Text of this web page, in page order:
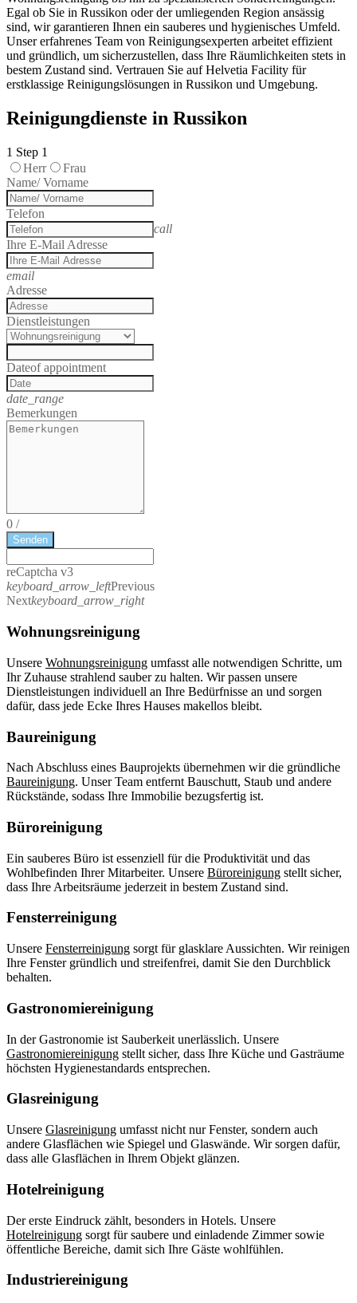
Egal ob Sie in Russikon oder der umliegenden Region ansässig
sind, wir garantieren Ihnen ein sauberes und hygienisches Umfeld.
Unser erfahrenes Team von Reinigungsexperten arbeitet effizient
und gründlich, um sicherzustellen, dass Ihre Räumlichkeiten stets in
bestem Zustand sind. Vertrauen Sie auf Helvetia Facility für
erstklassige Reinigungslösungen in Russikon und Umgebung.
Reinigungdienste in Russikon
1 Step 1
Herr
Frau
Name/ Vorname
Telefon
call
Ihre E-Mail Adresse
email
Adresse
Dienstleistungen
Dateof appointment
date_range
Bemerkungen
0 /
Senden
reCaptcha v3
keyboard_arrow_leftPrevious
Nextkeyboard_arrow_right
Wohnungsreinigung
Unsere Wohnungsreinigung umfasst alle notwendigen Schritte, um
Ihr Zuhause strahlend sauber zu halten. Wir passen unsere
Dienstleistungen individuell an Ihre Bedürfnisse an und sorgen
dafür, dass jede Ecke Ihres Hauses makellos bleibt.
Baureinigung
Nach Abschluss eines Bauprojekts übernehmen wir die gründliche
Baureinigung. Unser Team entfernt Bauschutt, Staub und andere
Rückstände, sodass Ihre Immobilie bezugsfertig ist.
Büroreinigung
Ein sauberes Büro ist essenziell für die Produktivität und das
Wohlbefinden Ihrer Mitarbeiter. Unsere Büroreinigung stellt sicher,
dass Ihre Arbeitsräume jederzeit in bestem Zustand sind.
Fensterreinigung
Unsere Fensterreinigung sorgt für glasklare Aussichten. Wir reinigen
Ihre Fenster gründlich und streifenfrei, damit Sie den Durchblick
behalten.
Gastronomiereinigung
In der Gastronomie ist Sauberkeit unerlässlich. Unsere
Gastronomiereinigung stellt sicher, dass Ihre Küche und Gasträume
höchsten Hygienestandards entsprechen.
Glasreinigung
Unsere Glasreinigung umfasst nicht nur Fenster, sondern auch
andere Glasflächen wie Spiegel und Glaswände. Wir sorgen dafür,
dass alle Glasflächen in Ihrem Objekt glänzen.
Hotelreinigung
Der erste Eindruck zählt, besonders in Hotels. Unsere
Hotelreinigung sorgt für saubere und einladende Zimmer sowie
öffentliche Bereiche, damit sich Ihre Gäste wohlfühlen.
Industriereinigung